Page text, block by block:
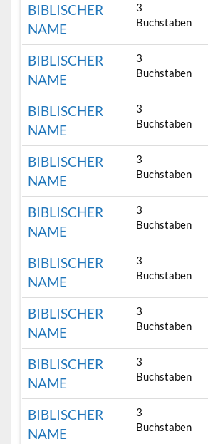
BIBLISCHER
NAME
3
Buchstaben
BIBLISCHER
NAME
3
Buchstaben
BIBLISCHER
NAME
3
Buchstaben
BIBLISCHER
NAME
3
Buchstaben
BIBLISCHER
NAME
3
Buchstaben
BIBLISCHER
NAME
3
Buchstaben
BIBLISCHER
NAME
3
Buchstaben
BIBLISCHER
NAME
3
Buchstaben
BIBLISCHER
NAME
3
Buchstaben